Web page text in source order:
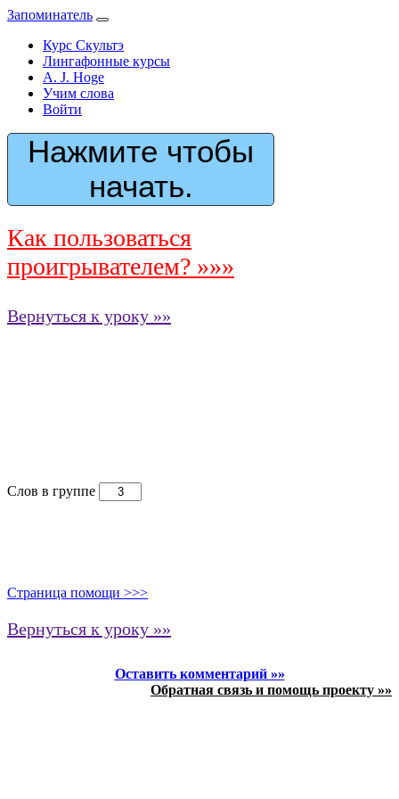
Запоминатель
Курс Скультэ
Лингафонные курсы
A. J. Hoge
Учим слова
Войти
Нажмите чтобы
начать.
Как пользоваться
проигрывателем? »»»
Вернуться к уроку »»
Слов в группе
Страница помощи >>>
Вернуться к уроку »»
Оставить комментарий »»
Обратная связь и помощь проекту »»